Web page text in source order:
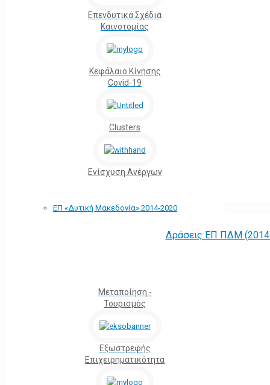
Επενδυτικά Σχέδια
Καινοτομίας
Κεφάλαιο Κίνησης
Covid-19
Clusters
Ενίσχυση Ανέργων
ΕΠ «Δυτική Μακεδονία» 2014-2020
Δράσεις ΕΠ ΠΔΜ (2014
Μεταποίηση -
Τουρισμός
Εξωστρεφής
Επιχειρηματικότητα